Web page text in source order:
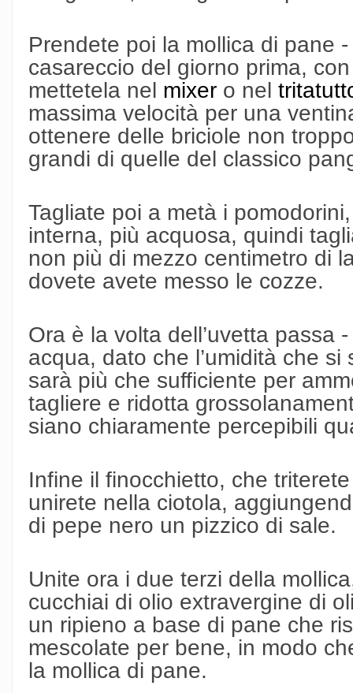
Prendete poi la mollica di pane
casareccio del giorno prima,
mettetela nel mixer o nel
massima velocità per una
ottenere delle briciole non
grandi di quelle del classico
Tagliate poi a metà i
interna, più acquosa, quindi
non più di mezzo centimetro di
dovete avete messo le cozze.
Ora è la volta dell’uvetta passa
acqua, dato che l’umidità che
sarà più che sufficiente per
tagliere e ridotta
siano chiaramente percepibili
Infine il finocchietto, che
unirete nella ciotola,
di pepe nero un pizzico di sale.
Unite ora i due terzi della
cucchiai di olio extravergine di
un ripieno a base di pane che
mescolate per bene, in modo
la mollica di pane.